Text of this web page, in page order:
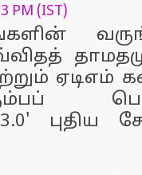
(IST)
புதிய